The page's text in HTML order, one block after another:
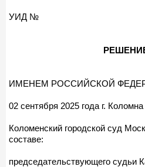
УИД №
ИМЕНЕМ РОССИЙСКОЙ
02 сентября 2025 года г.
Коломенский городской суд
составе:
председательствующего судьи